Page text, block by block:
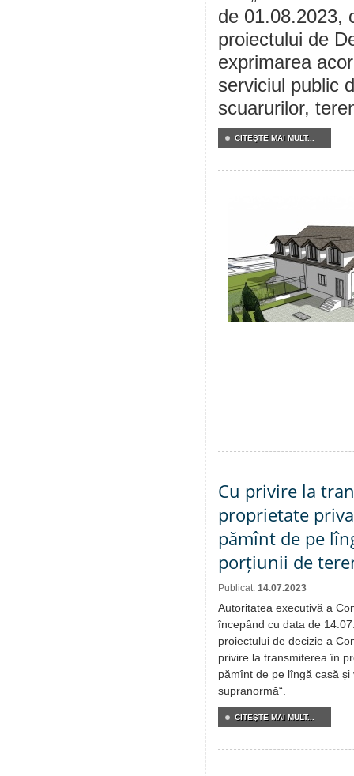
de 01.08.2023,
proiectului de
exprimarea
serviciul public
scuarurilor,
CITEŞTE MAI MULT...
Cu privire la
proprietate
pămînt de pe
porțiunii de
Publicat: 14.07.2023
Autoritatea executivă a
începând cu data de
proiectului de decizie a
privire la transmiterea în
pămînt de pe lîngă casă
supranormă“.
CITEŞTE MAI MULT...